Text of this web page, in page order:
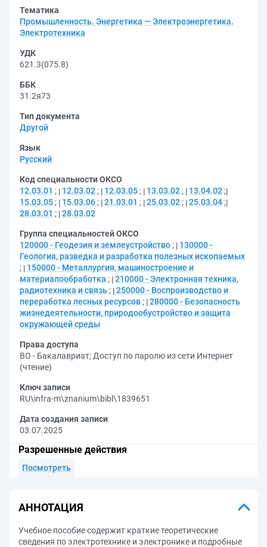
Тематика
Промышленность. Энергетика — Электроэнергетика.
Электротехника
УДК
621.3(075.8)
ББК
31.2я73
Тип документа
Другой
Язык
Русский
Код специальности ОКСО
12.03.01 ; 12.03.02 ; 12.03.05 ; 13.03.02 ; 13.04.02 ;
15.03.05 ; 15.03.06 ; 21.03.01 ; 25.03.02 ; 25.03.04 ;
28.03.01 ; 28.03.02
Группа специальностей ОКСО
120000 - Геодезия и землеустройство ;
130000 -
Геология, разведка и разработка полезных ископаемых
;
150000 - Металлургия, машиностроение и
материалообработка ; 210000 - Электронная техника,
радиотехника и связь ; 250000 - Воспроизводство и
переработка лесных ресурсов ; 280000 - Безопасность
жизнедеятельности, природообустройство и защита
окружающей среды
Права доступа
ВО - Бакалавриат; Доступ по паролю из сети Интернет
(чтение)
Ключ записи
RU\infra-m\znanium\bibl\1839651
Дата создания записи
03.07.2025
Разрешенные действия
Посмотреть
АННОТАЦИЯ
Учебное пособие содержит краткие теоретические
сведения по электротехнике и электронике и подробные